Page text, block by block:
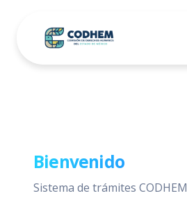
Bienvenido
Sistema de trámites CODHEM